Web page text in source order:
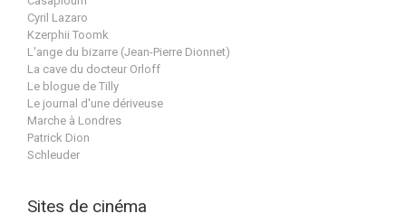
Cyril Lazaro
Kzerphii Toomk
L'ange du bizarre (Jean-Pierre Dionnet)
La cave du docteur Orloff
Le blogue de Tilly
Le journal d'une dériveuse
Marche à Londres
Patrick Dion
Schleuder
Sites de cinéma